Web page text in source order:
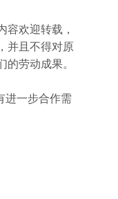
容欢迎转载，
并且不得对原
劳动成果。
进一步合作需